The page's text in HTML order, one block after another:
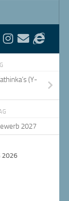
(Y-
2027
2026